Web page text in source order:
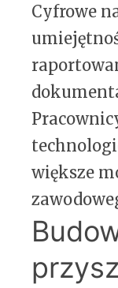
Cyfrowe
większe